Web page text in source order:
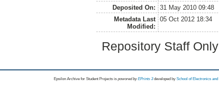
Deposited On:
31 May 2010 09:48
Metadata Last
Modified:
05 Oct 2012 18:34
Repository Staff
Epsilon Archive for Student Projects is powored byEPrints 3 developed by School of Electronics